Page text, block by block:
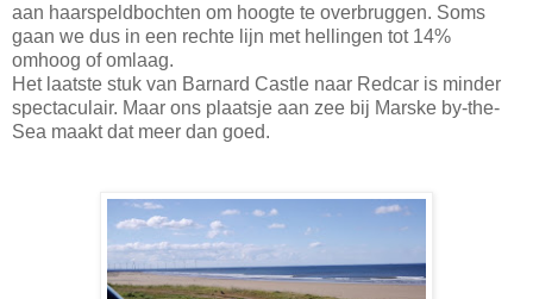
aan haarspeldbochten om hoogte te overbruggen. Soms
gaan we dus in een rechte lijn met hellingen tot 14%
omhoog of omlaag.
Het laatste stuk van Barnard Castle naar Redcar is minder
spectaculair. Maar ons plaatsje aan zee bij Marske by-the-
Sea maakt dat meer dan goed.